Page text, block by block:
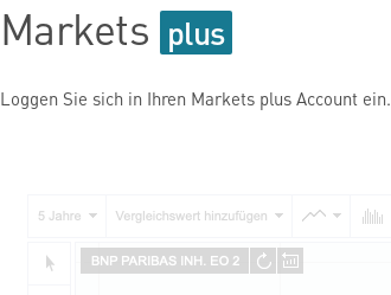
Markets
Loggen Sie sich in Ihren Markets plus Account ein.